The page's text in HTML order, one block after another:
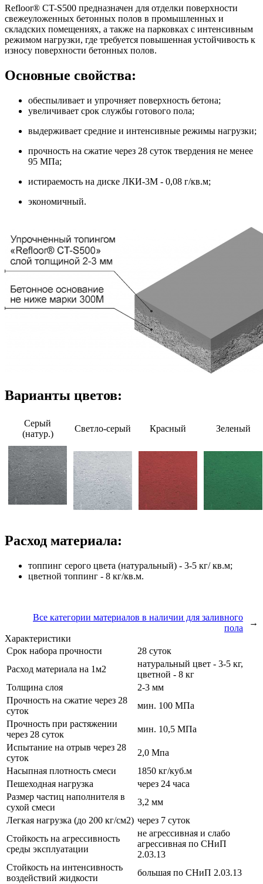
Refloor® CT-S500 предназначен для отделки поверхности
свежеуложенных бетонных полов в промышленных и
складских помещениях, а также на парковках с интенсивным
режимом нагрузки, где требуется повышенная устойчивость к
износу поверхности бетонных полов.
Основные свойства:
обеспыливает и упрочняет поверхность бетона;
увеличивает срок службы готового пола;
выдерживает средние и интенсивные режимы нагрузки;
прочность на сжатие через 28 суток твердения не менее
95 МПа;
истираемость на диске ЛКИ-3М - 0,08 г/кв.м;
экономичный.
Варианты цветов:
Серый
(натур.)
Светло-серый Красный Зеленый
Расход материала:
топпинг серого цвета (натуральный) - 3-5 кг/ кв.м;
цветной топпинг - 8 кг/кв.м.
Все категории материалов в наличии для заливного
пола
→
Характеристики
Срок набора прочности
28 суток
Расход материала на 1м2
натуральный цвет - 3-5 кг,
цветной - 8 кг
Толщина слоя
2-3 мм
Прочность на сжатие через 28
суток
мин. 100 МПа
Прочность при растяжении
через 28 суток
мин. 10,5 МПа
Испытание на отрыв через 28
суток
2,0 Мпа
Насыпная плотность смеси
1850 кг/куб.м
Пешеходная нагрузка
через 24 часа
Размер частиц наполнителя в
сухой смеси
3,2 мм
Легкая нагрузка (до 200 кг/см2) через 7 суток
Стойкость на агрессивность
среды эксплуатации
не агрессивная и слабо
агрессивная по СНиП
2.03.13
Стойкость на интенсивность
воздействий жидкости
большая по СНиП 2.03.13